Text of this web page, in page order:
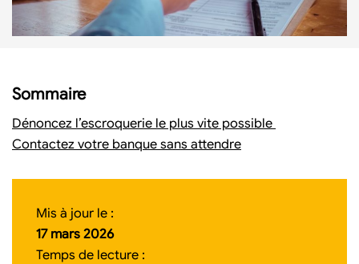
Mis à jour le :
17 mars 2026
Temps de lecture :
Sommaire
Dénoncez l’escroquerie le plus vite possible
Contactez votre banque sans attendre